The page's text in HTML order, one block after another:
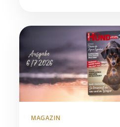
MAGAZIN